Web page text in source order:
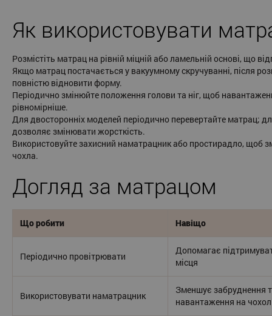
Як використовувати
Розмістіть матрац на рівній міцній або ламельній основі, що
Якщо матрац постачається у вакуумному скручуванні, після
повністю відновити форму.
Періодично змінюйте положення голови та ніг, щоб
рівномірніше.
Для двосторонніх моделей періодично перевертайте матрац;
дозволяє змінювати жорсткість.
Використовуйте захисний наматрацник або простирадло, щоб
чохла.
Догляд за матрацом
Що робити Навіщо
Періодично провітрювати
Допомагає
місця
Використовувати наматрацник
Зменшує забруднення
навантаження на чохол